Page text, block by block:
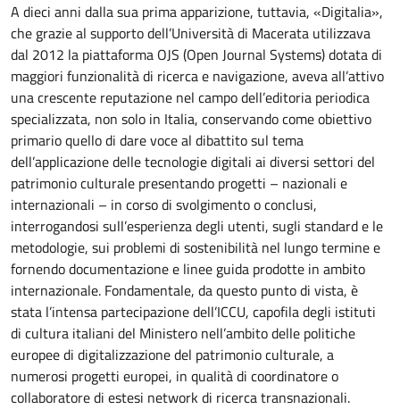
A dieci anni dalla sua prima apparizione, tuttavia, «Digitalia»,
che grazie al supporto dell’Università di Macerata utilizzava
dal 2012 la piattaforma OJS (Open Journal Systems) dotata di
maggiori funzionalità di ricerca e navigazione, aveva all’attivo
una crescente reputazione nel campo dell’editoria periodica
specializzata, non solo in Italia, conservando come obiettivo
primario quello di dare voce al dibattito sul tema
dell’applicazione delle tecnologie digitali ai diversi settori del
patrimonio culturale presentando progetti – nazionali e
internazionali – in corso di svolgimento o conclusi,
interrogandosi sull’esperienza degli utenti, sugli standard e le
metodologie, sui problemi di sostenibilità nel lungo termine e
fornendo documentazione e linee guida prodotte in ambito
internazionale. Fondamentale, da questo punto di vista, è
stata l’intensa partecipazione dell’ICCU, capofila degli istituti
di cultura italiani del Ministero nell’ambito delle politiche
europee di digitalizzazione del patrimonio culturale, a
numerosi progetti europei, in qualità di coordinatore o
collaboratore di estesi network di ricerca transnazionali.